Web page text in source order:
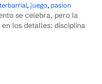
, juego, pasion
se celebra, pero la
los detalles: disciplina